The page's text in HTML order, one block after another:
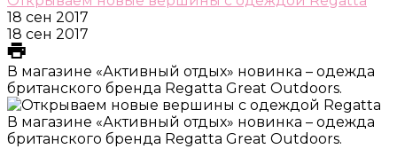
18 сен 2017
18 сен 2017
В магазине «Активный отдых» новинка – одежда
британского бренда Regatta Great Outdoors.
В магазине «Активный отдых» новинка – одежда
британского бренда Regatta Great Outdoors.